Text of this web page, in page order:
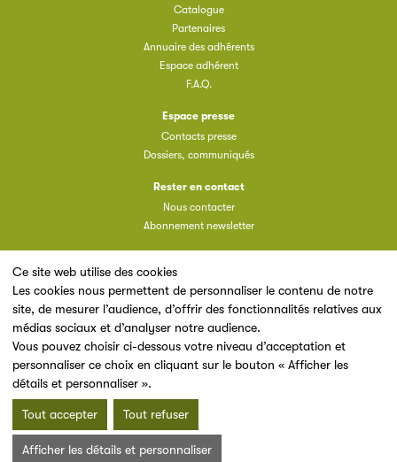
Ce site web utilise des cookies
Les cookies nous permettent de personnaliser le contenu de notre
site, de mesurer l’audience, d’offrir des fonctionnalités relatives aux
médias sociaux et d’analyser notre audience.
Vous pouvez choisir ci-dessous votre niveau d’acceptation et
personnaliser ce choix en cliquant sur le bouton « Afficher les
détails et personnaliser ».
Tout accepter Tout refuser
Afficher les détails et personnaliser
Catalogue
Partenaires
Annuaire des adhérents
Espace adhérent
F.A.Q.
Espace presse
Contacts presse
Dossiers, communiqués
Rester en contact
Nous contacter
Abonnement newsletter
Un site du
Mentions légales & Conditions d’utilisation
Charte cookies
Filéas est une plateforme en ligne destinée à l’ensemble
ouvrages grâce à Filéas.